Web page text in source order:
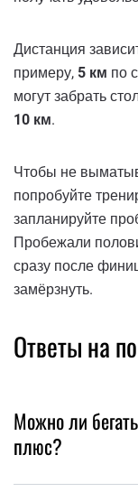
Дистанция
примеру, 5 км по
могут забрать
10 км.
Чтобы не
попробуйте
запланируйте
Пробежали
сразу после
замёрзнуть.
Ответы на
Можно ли
плюс?